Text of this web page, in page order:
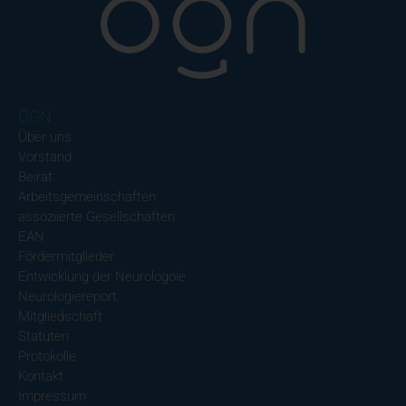
Über uns
Vorstand
Beirat
Arbeitsgemeinschaften
assoziierte Gesellschaften
EAN
Fördermitglieder
Entwicklung der Neurologoie
Neurologiereport
Mitgliedschaft
Statuten
Protokolle
Kontakt
Impressum